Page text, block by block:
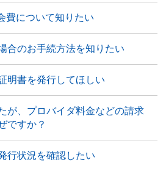
費について知りたい
合のお手続方法を知りたい
明書を発行してほしい
が、プロバイダ料金などの請求
ですか？
行状況を確認したい